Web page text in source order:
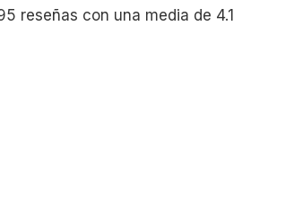
reseñas con una media de 4.1